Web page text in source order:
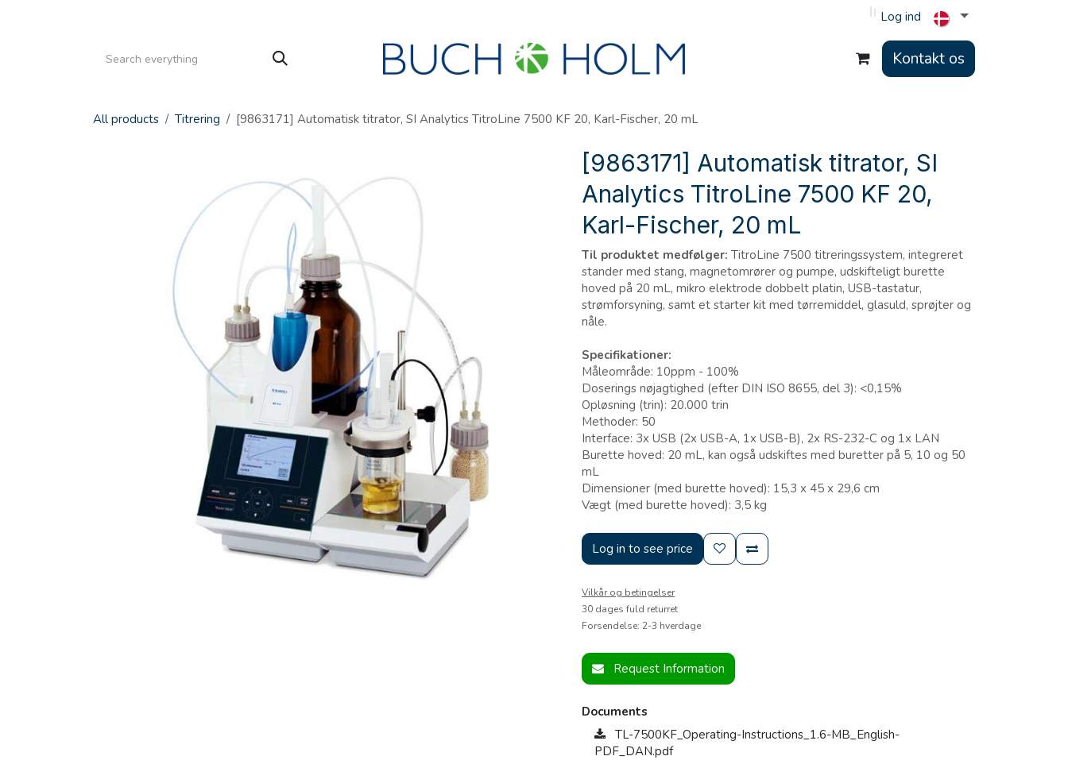
Log ind
Kontakt os
All products Titrering [9863171] Automatisk titrator, SI Analytics TitroLine 7500 KF 20, Karl-Fischer, 20 mL
[9863171] Automatisk titrator, SI
Analytics TitroLine 7500 KF 20,
Karl-Fischer, 20 mL
Til produktet medfølger: TitroLine 7500 titreringssystem, integreret
stander med stang, magnetomrører og pumpe, udskifteligt burette
hoved på 20 mL, mikro elektrode dobbelt platin, USB-tastatur,
strømforsyning, samt et starter kit med tørremiddel, glasuld, sprøjter og
nåle.
Specifikationer:
Måleområde: 10ppm - 100%
Doserings nøjagtighed (efter DIN ISO 8655, del 3): <0,15%
Opløsning (trin): 20.000 trin
Methoder: 50
Interface: 3x USB (2x USB-A, 1x USB-B), 2x RS-232-C og 1x LAN
Burette hoved: 20 mL, kan også udskiftes med buretter på 5, 10 og 50
mL
Dimensioner (med burette hoved): 15,3 x 45 x 29,6 cm
Vægt (med burette hoved): 3,5 kg
Log in to see price
Vilkår og betingelser
30 dages fuld returret
Forsendelse: 2-3 hverdage
Request Information
Documents
TL-7500KF_Operating-Instructions_1.6-MB_English-
PDF_DAN.pdf